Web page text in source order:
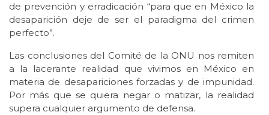
de prevención y erradicación “para que en México la
desaparición deje de ser el paradigma del crimen
perfecto”.
Las conclusiones del Comité de la ONU nos remiten
a la lacerante realidad que vivimos en México en
materia de desapariciones forzadas y de impunidad.
Por más que se quiera negar o matizar, la realidad
supera cualquier argumento de defensa.